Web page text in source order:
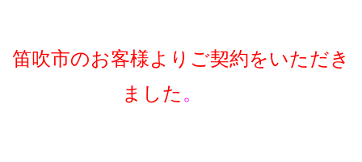
笛吹市のお客様よりご契約をいただき
ました 。